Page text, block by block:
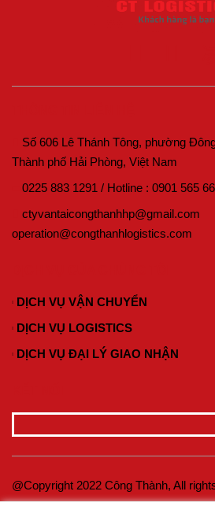
Số 606 Lê Thánh Tông, phường
Thành phố Hải Phòng, Việt Nam
0225 883 1291 / Hotline : 0901 565
ctyvantaicongthanhhp@gmail.com
operation@congthanhlogistics.com
DỊCH VỤ VẬN CHUYỂN
DỊCH VỤ LOGISTICS
DỊCH VỤ ĐẠI LÝ GIAO NHẬN
@Copyright 2022 Công Thành, All